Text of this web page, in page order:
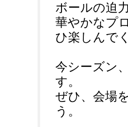
ボールの迫
華やかなプ
ひ楽しんで
今シーズン
す。
ぜひ、会場
う。